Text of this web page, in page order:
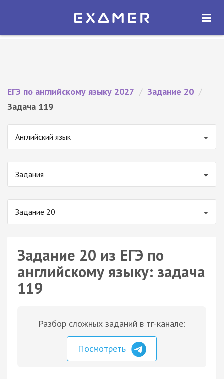
Экзамер — ЕГЭ 2027
ОТКРЫТЬ
ЕГЭ по английскому языку 2027 / Задание 20 /
Задача 119
Английский язык
Задания
Задание 20
Задание 20 из ЕГЭ по
английскому языку: задача
119
Разбор сложных заданий в тг-канале:
Посмотреть